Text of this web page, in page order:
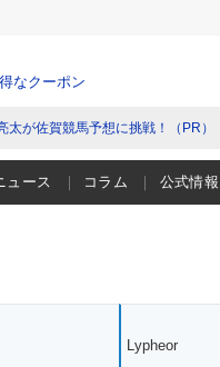
なクーポン
太が佐賀競馬予想に挑戦！（PR）
ュース コラム 公式情報
Lypheor